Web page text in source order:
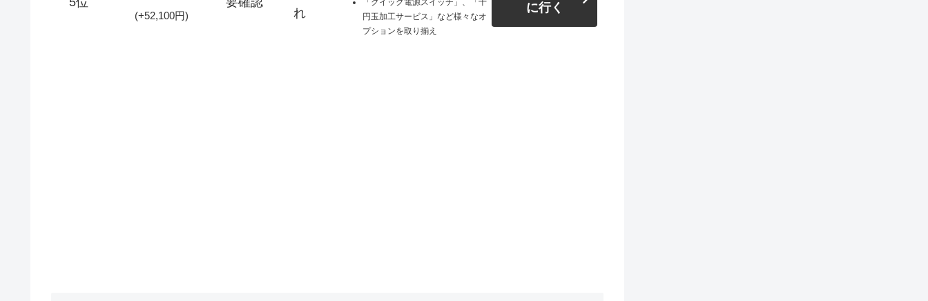
(+52,100円)
れ
「クイック電源スイッチ」、「十
円玉加工サービス」など様々なオ
プションを取り揃え
に行く